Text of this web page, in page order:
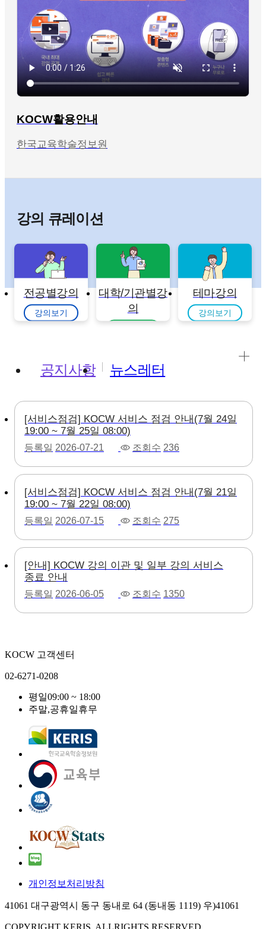
KOCW활용안내
한국교육학술정보원
강의 큐레이션
전공별강의
강의보기
대학/기관별강
의
테마강의
강의보기
공지사항 뉴스레터
[서비스점검] KOCW 서비스 점검 안내(7월 24일
19:00 ~ 7월 25일 08:00)
등록일 2026-07-21 조회수 236
[서비스점검] KOCW 서비스 점검 안내(7월 21일
19:00 ~ 7월 22일 08:00)
등록일 2026-07-15 조회수 275
[안내] KOCW 강의 이관 및 일부 강의 서비스
종료 안내
등록일 2026-06-05 조회수 1350
KOCW 고객센터
02-6271-0208
평일09:00 ~ 18:00
주말,공휴일휴무
개인정보처리방침
41061 대구광역시 동구 동내로 64 (동내동 1119) 우)41061
COPYRIGHT KERIS. ALLRIGHTS RESERVED